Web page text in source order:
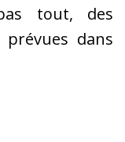
tout, des
dans